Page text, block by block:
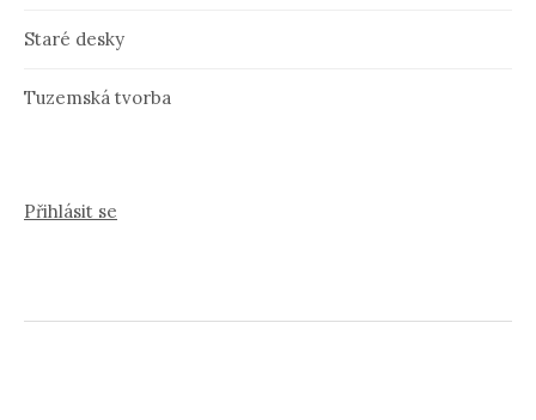
Staré desky
Tuzemská tvorba
Přihlásit se